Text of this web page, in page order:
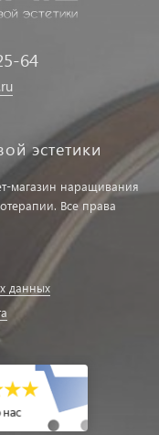
64
эстетики
магазин наращивания
Все права
данных